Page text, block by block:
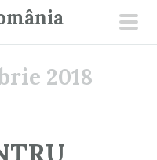
2018